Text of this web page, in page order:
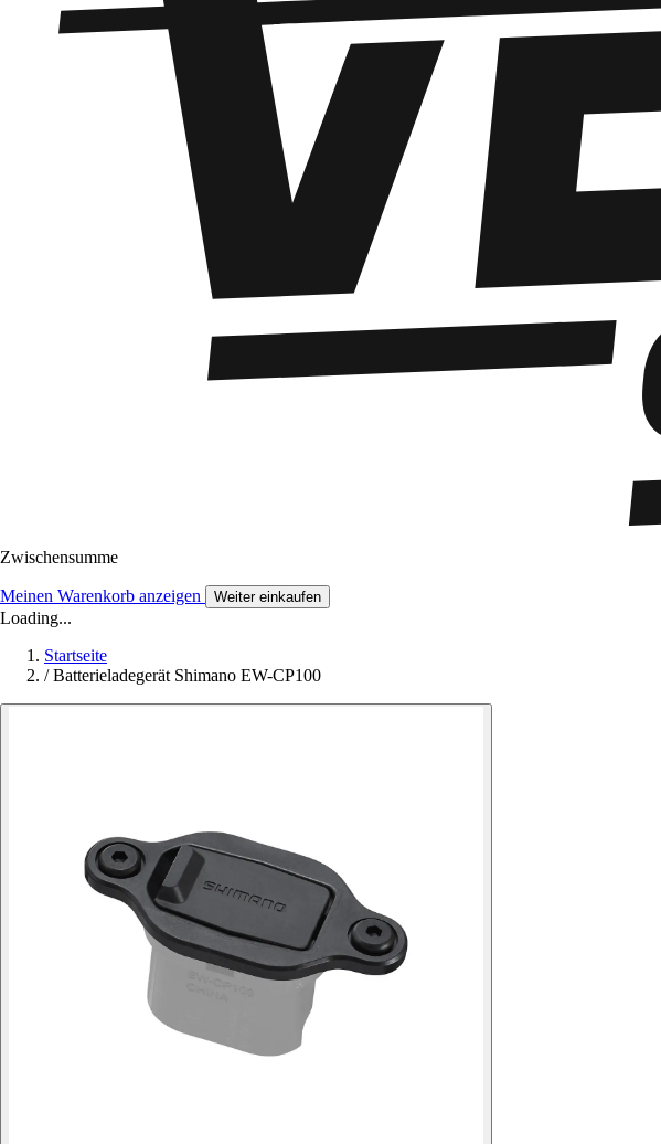
Zwischensumme
Meinen Warenkorb anzeigen Weiter einkaufen
Loading...
Startseite
/ Batterieladegerät Shimano EW-CP100